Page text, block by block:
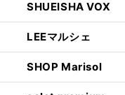
SHUEISHA VOX
LEEマルシェ
SHOP Marisol